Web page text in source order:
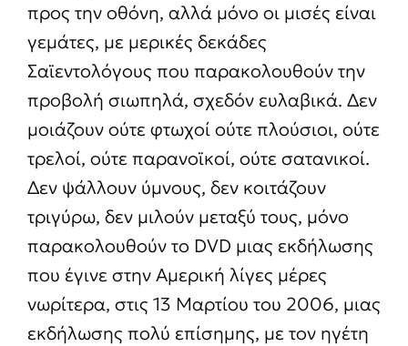
προς την οθόνη, αλλά μόνο οι μισές είναι
γεμάτες, με μερικές δεκάδες
Σαϊεντολόγους που παρακολουθούν την
προβολή σιωπηλά, σχεδόν ευλαβικά. Δεν
μοιάζουν ούτε φτωχοί ούτε πλούσιοι, ούτε
τρελοί, ούτε παρανοϊκοί, ούτε σατανικοί.
Δεν ψάλλουν ύμνους, δεν κοιτάζουν
τριγύρω, δεν μιλούν μεταξύ τους, μόνο
παρακολουθούν το DVD μιας εκδήλωσης
που έγινε στην Αμερική λίγες μέρες
νωρίτερα, στις 13 Μαρτίου του 2006, μιας
εκδήλωσης πολύ επίσημης, με τον ηγέτη